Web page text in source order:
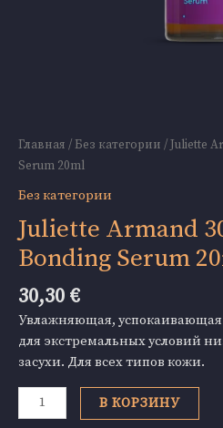
Главная /Без категории / Juliette
Serum 20ml
Без категории
Juliette Armand
Bonding Serum
30,30 €
Увлажняющая, успокаивающая
для экстремальных условий
засухи. Для всех типов кожи.
Количество
товара
В КОРЗИНУ